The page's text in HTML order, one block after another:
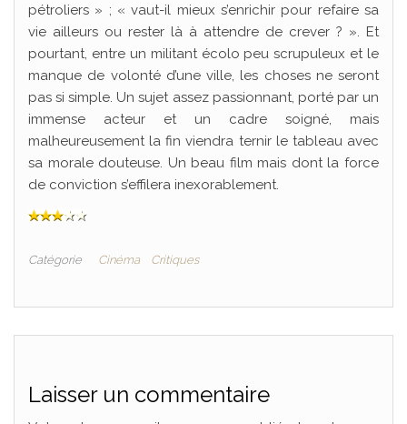
pétroliers » ; « vaut-il mieux s’enrichir pour refaire sa
vie ailleurs ou rester là à attendre de crever ? ». Et
pourtant, entre un militant écolo peu scrupuleux et le
manque de volonté d’une ville, les choses ne seront
pas si simple. Un sujet assez passionnant, porté par un
immense acteur et un cadre soigné, mais
malheureusement la fin viendra ternir le tableau avec
sa morale douteuse. Un beau film mais dont la force
de conviction s’effilera inexorablement.
Catégorie Cinéma Critiques
Laisser un commentaire